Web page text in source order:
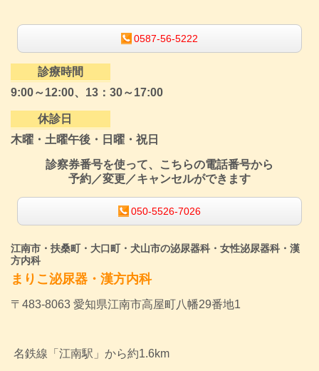
0587-56-5222
診療時間
9:00～12:00、13：30～17:00
休診日
木曜・土曜午後・日曜・祝日
診察券番号を使って、こちらの電話番号から
予約／変更／キャンセルができます
050-5526-7026
江南市・扶桑町・大口町・犬山市の泌尿器科・女性泌尿器科・漢
方内科
まりこ泌尿器・漢方内科
〒483-8063 愛知県江南市高屋町八幡29番地1
名鉄線「江南駅」から約1.6km